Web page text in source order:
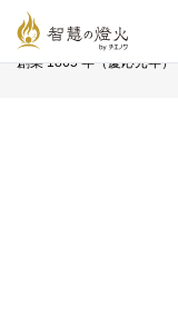
智慧の燈火オンライン
創業 1865 年（慶応元年）